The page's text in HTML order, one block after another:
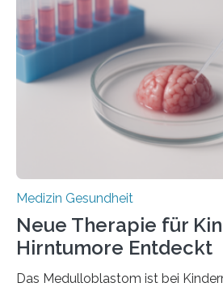
kann und wie sich durch eine
Herzbelastung und des oxidativen
Rhythmusstörungen reduzieren
hypertrophe Kardiomyopathie
erblich bedingte Herzerkrankung.
sich die linke Herzkammer
stark kontrahiert…
Medizin Gesundheit
Neue Therapie für
Hirntumore Entdeckt
Das Medulloblastom ist bei